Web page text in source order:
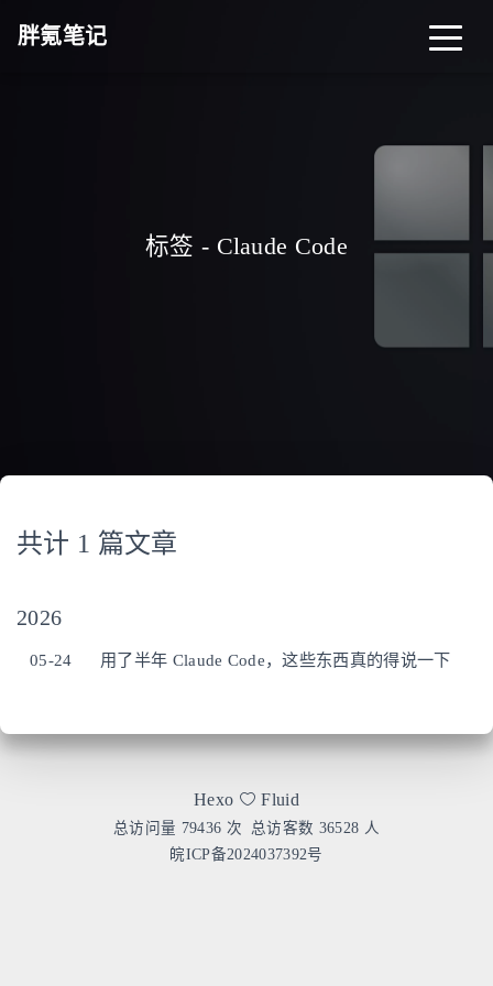
胖氪笔记
关于 导航
标签 - Claude Code
共计 1 篇文章
2026
05-24 用了半年 Claude Code，这些东西真的得说一下
Hexo Fluid
总访问量 79436 次 总访客数 36528 人
皖ICP备2024037392号